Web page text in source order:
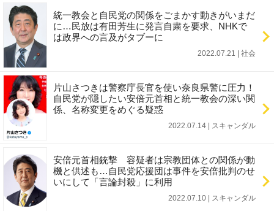
統一教会と自民党の関係をごまかす動きがいまだ
に…民放は有田芳生に発言自粛を要求、NHKで
は政界への言及がタブーに
2022.07.21 | 社会
片山さつきは警察庁長官を使い奈良県警に圧力！
自民党が隠したい安倍元首相と統一教会の深い関
係、名称変更をめぐる疑惑
2022.07.14 | スキャンダル
安倍元首相銃撃 容疑者は宗教団体との関係が動
機と供述も…自民党応援団は事件を安倍批判のせ
いにして「言論封殺」に利用
2022.07.10 | スキャンダル